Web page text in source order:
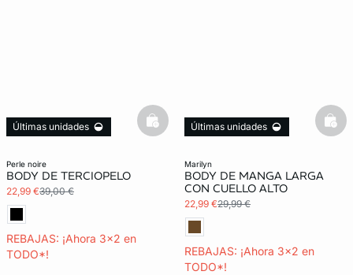
perle noire
BODY DE TERCIOPELO
22,99 €39,00 €
REBAJAS: ¡Ahora 3x2 en
TODO*!
Últimas unidades
basketfull
marilyn
BODY DE MANGA LARGA
CON CUELLO ALTO
22,99 €29,99 €
REBAJAS: ¡Ahora 3x2 en
TODO*!
Últimas unidades